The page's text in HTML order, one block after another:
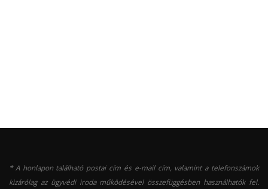
* A honlapon található postai cím és e-mail cím, valamint a telefonszámok
kizárólag az ügyvédi iroda működésével összefüggésben használhatók fel.